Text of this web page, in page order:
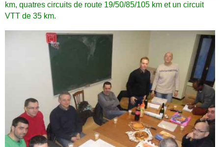
km, quatres circuits de route 19/50/85/105 km et un circuit
VTT de 35 km.